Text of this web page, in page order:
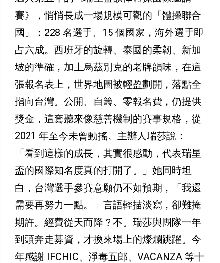
賽》，悄悄長成一場規模可觀的「體操聯合
國」：228 名選手、15 個國家，海外選手即
占六成。西班牙的旋轉、泰國的柔韌、新加
坡的準確，加上烏茲別克的老牌韻味，在這
張報名表上，世界地圖被輕盈劃開，落點全
指向台灣。公開、自籌、零報名費，仍提供
獎金，這套聽來像慈善機制的賽事規格，從
2021 年至今未曾動搖。主辦人瑞莎說：
「看到這樣的成長，其實很感動，代表瑞星
盃的國際知名度真的打開了。」她同時坦
白，台灣選手參賽意願仍不如預期，「我還
需要再努力一點。」言語輕描淡寫，卻難掩
期許。經費從天而降？不。瑞莎與團隊一年
到頭奔走募資，才換來場上的燦爛跳躍。今
年感謝 IFCHIC、淨毒五郎、VACANZA 等十